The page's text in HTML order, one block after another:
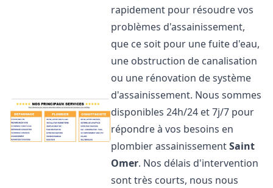
rapidement pour résoudre vos
problèmes d'assainissement,
que ce soit pour une fuite d'eau,
une obstruction de canalisation
ou une rénovation de système
d'assainissement. Nous sommes
disponibles 24h/24 et 7j/7 pour
répondre à vos besoins en
plombier assainissementSaint
Omer. Nos délais d'intervention
sont très courts, nous nous